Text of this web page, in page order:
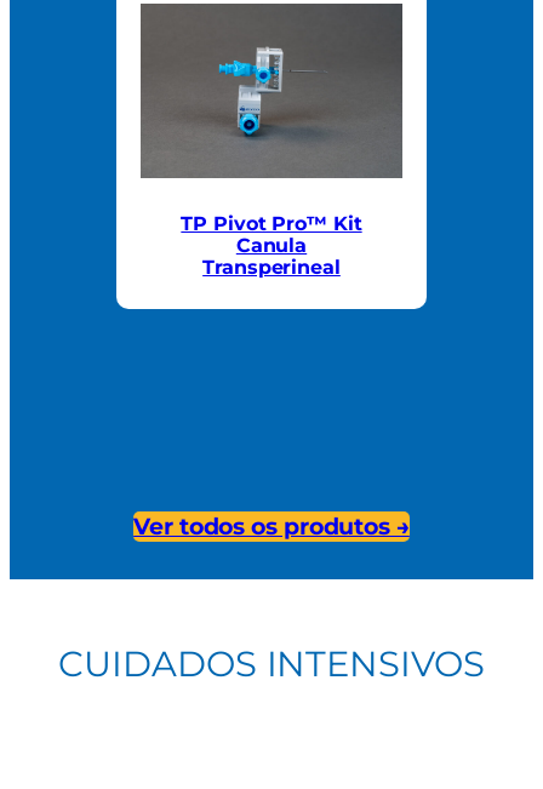
TP Pivot Pro™ Kit
Canula
Transperineal
Ver todos os produtos →
CUIDADOS INTENSIVOS